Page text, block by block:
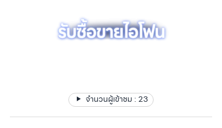
จำนวนผู้เข้าชม : 23